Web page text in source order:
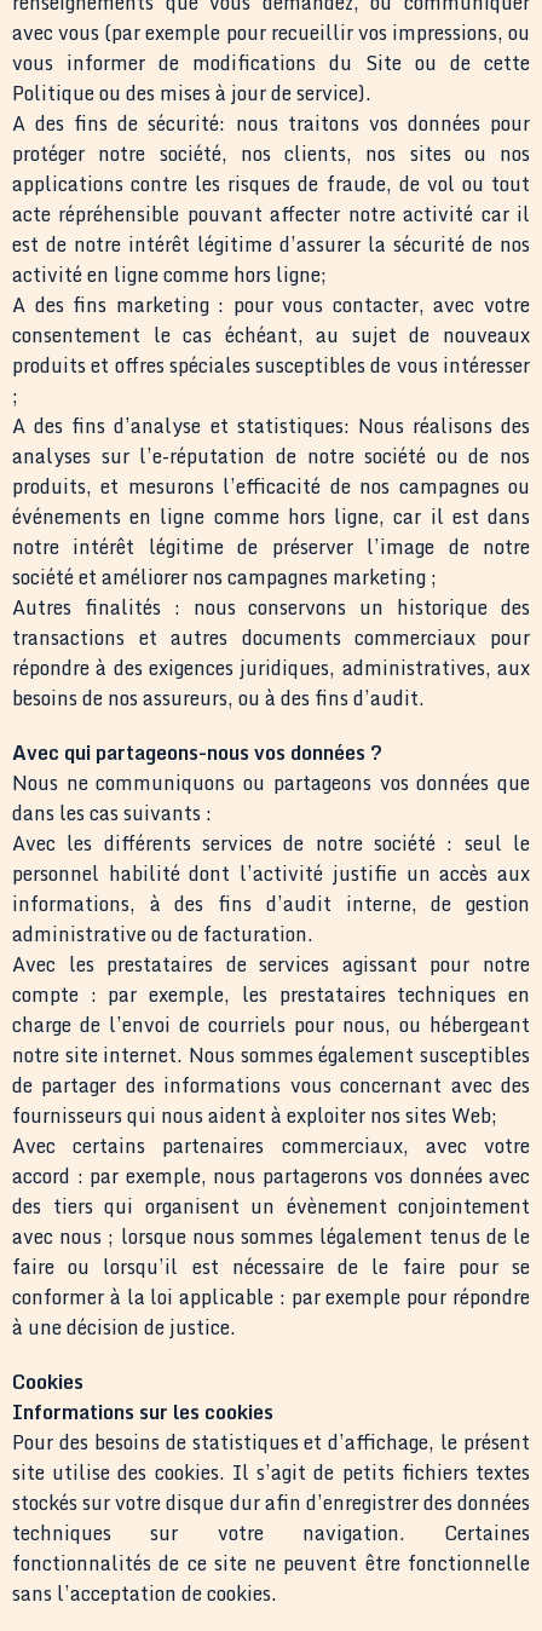
avec vous (par exemple pour recueillir vos impressions, ou
vous informer de modifications du Site ou de cette
Politique ou des mises à jour de service).
A des fins de sécurité: nous traitons vos données pour
protéger notre société, nos clients, nos sites ou nos
applications contre les risques de fraude, de vol ou tout
acte répréhensible pouvant affecter notre activité car il
est de notre intérêt légitime d’assurer la sécurité de nos
activité en ligne comme hors ligne;
A des fins marketing : pour vous contacter, avec votre
consentement le cas échéant, au sujet de nouveaux
produits et offres spéciales susceptibles de vous intéresser
;
A des fins d’analyse et statistiques: Nous réalisons des
analyses sur l’e-réputation de notre société ou de nos
produits, et mesurons l’efficacité de nos campagnes ou
événements en ligne comme hors ligne, car il est dans
notre intérêt légitime de préserver l’image de notre
société et améliorer nos campagnes marketing ;
Autres finalités : nous conservons un historique des
transactions et autres documents commerciaux pour
répondre à des exigences juridiques, administratives, aux
besoins de nos assureurs, ou à des fins d’audit.
Avec qui partageons-nous vos données ?
Nous ne communiquons ou partageons vos données que
dans les cas suivants :
Avec les différents services de notre société : seul le
personnel habilité dont l’activité justifie un accès aux
informations, à des fins d’audit interne, de gestion
administrative ou de facturation.
Avec les prestataires de services agissant pour notre
compte : par exemple, les prestataires techniques en
charge de l’envoi de courriels pour nous, ou hébergeant
notre site internet. Nous sommes également susceptibles
de partager des informations vous concernant avec des
fournisseurs qui nous aident à exploiter nos sites Web;
Avec certains partenaires commerciaux, avec votre
accord : par exemple, nous partagerons vos données avec
des tiers qui organisent un évènement conjointement
avec nous ; lorsque nous sommes légalement tenus de le
faire ou lorsqu’il est nécessaire de le faire pour se
conformer à la loi applicable : par exemple pour répondre
à une décision de justice.
Cookies
Informations sur les cookies
Pour des besoins de statistiques et d’affichage, le présent
site utilise des cookies. Il s’agit de petits fichiers textes
stockés sur votre disque dur afin d’enregistrer des données
techniques sur votre navigation. Certaines
fonctionnalités de ce site ne peuvent être fonctionnelle
sans l’acceptation de cookies.